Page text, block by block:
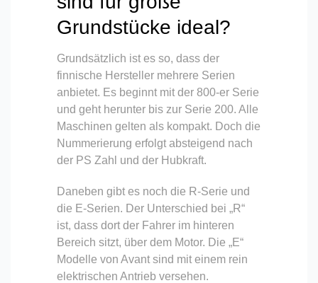
Grundstücke ideal?
Grundsätzlich ist es so, dass der
finnische Hersteller mehrere Serien
anbietet. Es beginnt mit der 800-er Serie
und geht herunter bis zur Serie 200. Alle
Maschinen gelten als kompakt. Doch die
Nummerierung erfolgt absteigend nach
der PS Zahl und der Hubkraft.
Daneben gibt es noch die R-Serie und
die E-Serien. Der Unterschied bei „R“
ist, dass dort der Fahrer im hinteren
Bereich sitzt, über dem Motor. Die „E“
Modelle von Avant sind mit einem rein
elektrischen Antrieb versehen.